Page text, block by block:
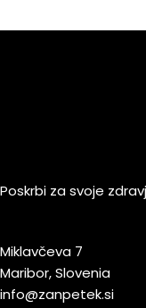
Poskrbi za svoje
Miklavčeva 7
Maribor, Slovenia
info@zanpetek.si